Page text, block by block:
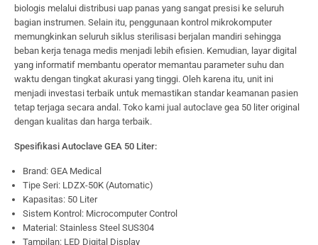
biologis melalui distribusi uap panas yang sangat presisi ke seluruh
bagian instrumen. Selain itu, penggunaan kontrol mikrokomputer
memungkinkan seluruh siklus sterilisasi berjalan mandiri sehingga
beban kerja tenaga medis menjadi lebih efisien. Kemudian, layar digital
yang informatif membantu operator memantau parameter suhu dan
waktu dengan tingkat akurasi yang tinggi. Oleh karena itu, unit ini
menjadi investasi terbaik untuk memastikan standar keamanan pasien
tetap terjaga secara andal. Toko kami jual autoclave gea 50 liter original
dengan kualitas dan harga terbaik.
Spesifikasi Autoclave GEA 50 Liter:
Brand: GEA Medical
Tipe Seri: LDZX-50K (Automatic)
Kapasitas: 50 Liter
Sistem Kontrol: Microcomputer Control
Material: Stainless Steel SUS304
Tampilan: LED Digital Display